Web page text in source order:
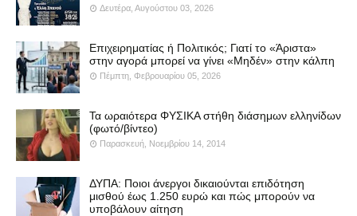
Δευτέρα, Αυγούστου 03, 2026
Επιχειρηματίας ή Πολιτικός; Γιατί το «Άριστα»
στην αγορά μπορεί να γίνει «Μηδέν» στην κάλπη
Πέμπτη, Φεβρουαρίου 05, 2026
Τα ωραιότερα ΦΥΣΙΚΑ στήθη διάσημων ελληνίδων
(φωτό/βίντεο)
Παρασκευή, Νοεμβρίου 14, 2014
ΔΥΠΑ: Ποιοι άνεργοι δικαιούνται επιδότηση
μισθού έως 1.250 ευρώ και πώς μπορούν να
υποβάλουν αίτηση